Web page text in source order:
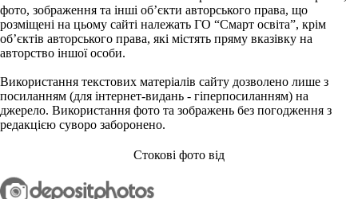
фото, зображення та інші об’єкти авторського права, що
розміщені на цьому сайті належать ГО “Смарт освіта”, крім
об’єктів авторського права, які містять пряму вказівку на
авторство іншої особи.
Використання текстових матеріалів сайту дозволено лише з
посиланням (для інтернет-видань - гіперпосиланням) на
джерело. Використання фото та зображень без погодження з
редакцією суворо заборонено.
Стокові фото від